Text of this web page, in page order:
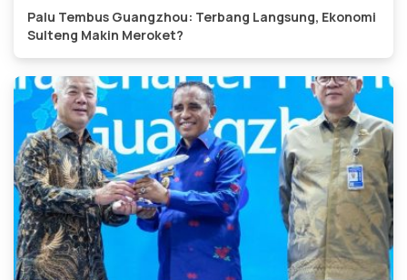
Palu Tembus Guangzhou: Terbang Langsung, Ekonomi
Sulteng Makin Meroket?